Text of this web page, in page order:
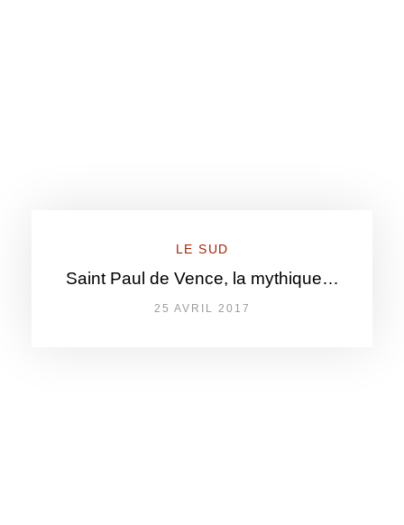
LE SUD
Saint Paul de Vence, la mythique…
25 AVRIL 2017